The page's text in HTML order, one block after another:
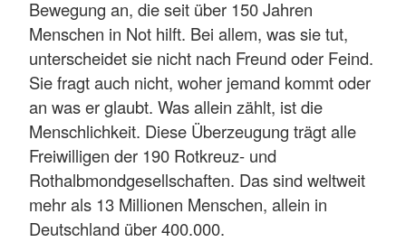
Bewegung an, die seit über 150 Jahren
Menschen in Not hilft. Bei allem, was sie tut,
unterscheidet sie nicht nach Freund oder Feind.
Sie fragt auch nicht, woher jemand kommt oder
an was er glaubt. Was allein zählt, ist die
Menschlichkeit. Diese Überzeugung trägt alle
Freiwilligen der 190 Rotkreuz- und
Rothalbmondgesellschaften. Das sind weltweit
mehr als 13 Millionen Menschen, allein in
Deutschland über 400.000.